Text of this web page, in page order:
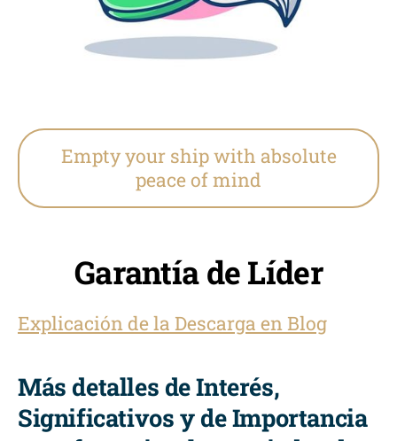
Empty your ship with absolute
peace of mind
Garantía de Líder
Explicación de la Descarga en Blog
Más detalles de Interés,
Significativos y de Importancia